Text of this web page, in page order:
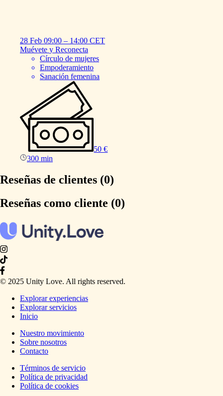
28 Feb 09:00 – 14:00 CET
Muévete y Reconecta
Círculo de mujeres
Empoderamiento
Sanación femenina
50 €
300 min
Reseñas de clientes (0)
Reseñas como cliente (0)
© 2025 Unity Love. All rights reserved.
Explorar experiencias
Explorar servicios
Inicio
Nuestro movimiento
Sobre nosotros
Contacto
Términos de servicio
Política de privacidad
Política de cookies